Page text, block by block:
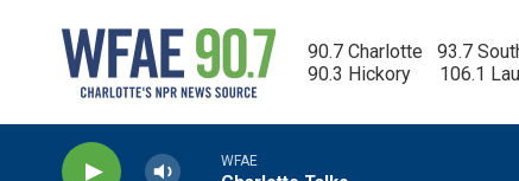
90.7 Charlotte   93.7
90.3 Hickory      106.1
WFAE